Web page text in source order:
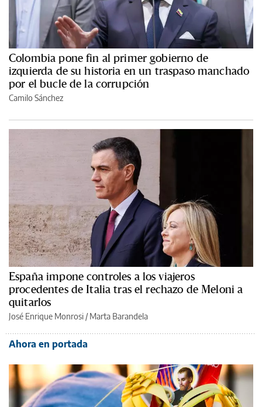
Colombia pone fin al primer gobierno de
izquierda de su historia en un traspaso manchado
por el bucle de la corrupción
Camilo Sánchez
España impone controles a los viajeros
procedentes de Italia tras el rechazo de Meloni a
quitarlos
José Enrique Monrosi / Marta Barandela
Ahora en portada